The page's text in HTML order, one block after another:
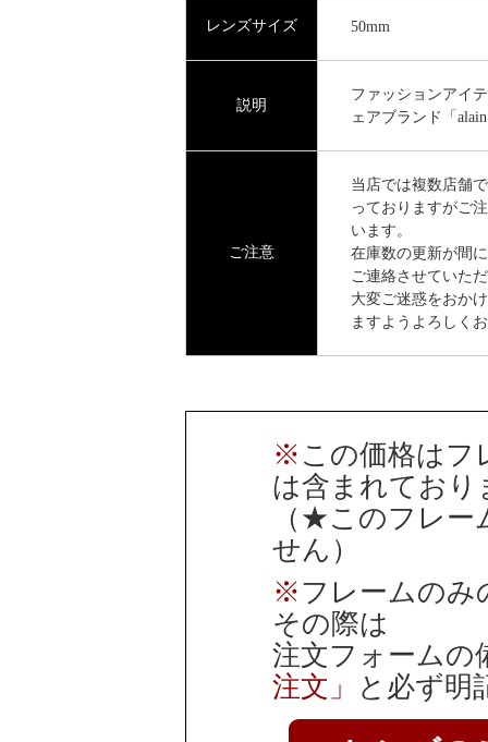
レンズサイズ 50mm
説明
ファッションアイ
ェアブランド「
ご注意
当店では複数店舗
っておりますがご
います。
在庫数の更新が間
ご連絡させていた
大変ご迷惑をおか
ますようよろしく
※ この価格はフ
は含まれており
（★このフレー
せん）
※フレームのみ
その際は
注文フォームの
注文」
と必ず明